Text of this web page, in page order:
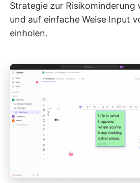
Strategie zur Risikominderung
und auf einfache Weise Input
einholen.